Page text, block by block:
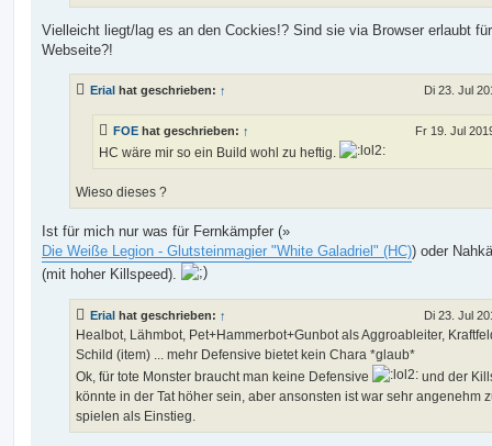
Vielleicht liegt/lag es an den Cockies!? Sind sie via Browser erlaubt
Webseite?!
Erial hat geschrieben: ↑ Di 23. Jul
FOE hat geschrieben: ↑ Fr 19. Jul
HC wäre mir so ein Build wohl zu heftig.
Wieso dieses ?
Ist für mich nur was für Fernkämpfer (»
Die Weiße Legion - Glutsteinmagier "White Galadriel" (HC)) oder
(mit hoher Killspeed).
Erial hat geschrieben: ↑ Di 23. Jul
Healbot, Lähmbot, Pet+Hammerbot+Gunbot als Aggroableiter,
Schild (item) ... mehr Defensive bietet kein Chara *glaub*
Ok, für tote Monster braucht man keine Defensive
und der
könnte in der Tat höher sein, aber ansonsten ist war sehr angenehm
spielen als Einstieg.